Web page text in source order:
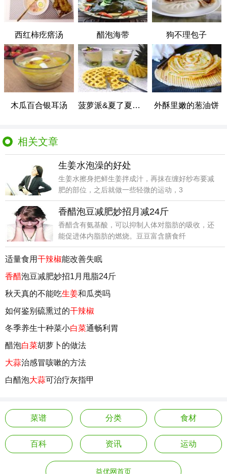
西红柿疙瘩汤 醋泡海带 狗不理包子
木瓜百合银耳汤 菠萝派&夏了夏天了smoothie 外酥里嫩的葱油饼
相关文章
生姜水泡澡的好处
生姜水擦身把鲜生姜拌成汁，再抹在缠好纱布要减
肥的部位，之后就做一些轻微的运动，3
香醋泡豆减肥妙招月减24斤
香醋含有氨基酸，可以抑制人体对脂肪的吸收，还
能促进体内脂肪的燃烧。豆豆富含膳食纤
适量食用干辣椒能改善失眠
香醋泡豆减肥妙招1月甩脂24斤
秋天真的不能吃生姜和瓜类吗
如何鉴别硫熏过的干辣椒
冬季养生十种菜小白菜通畅利胃
醋泡白菜胡萝卜的做法
大蒜治感冒咳嗽的方法
白醋泡大蒜可治疗灰指甲
菜谱 分类 食材
百科 资讯 运动
益优网首页